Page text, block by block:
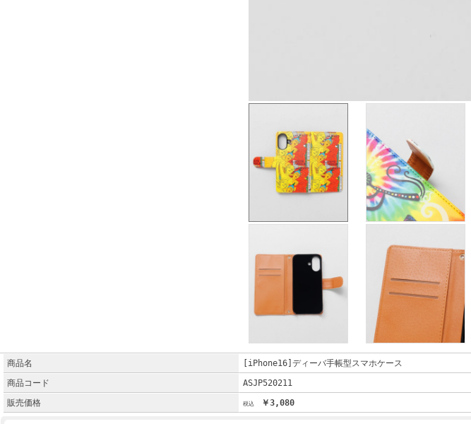
商品名
[iPhone16]ディーバ手帳型スマホケース
商品コード
ASJP520211
販売価格
￥3,080